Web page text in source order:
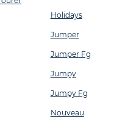
Holidays
Jumper
Jumper Fg
Jumpy
Jumpy Fg
Nouveau